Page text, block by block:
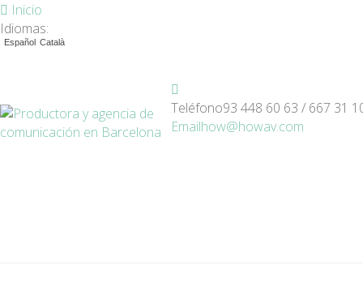
Inicio
Idiomas:
Español Català
Teléfono93 448 60 63 / 667 31
Emailhow@howav.com